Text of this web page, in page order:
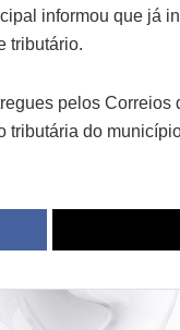
informou que já
tributário.
pelos
tributária do